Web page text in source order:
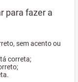
para fazer a
sem acento ou
correta;